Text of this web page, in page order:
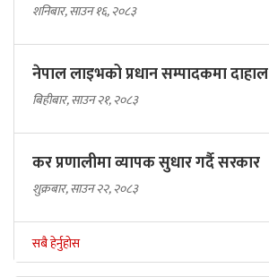
शनिबार, साउन १६, २०८३
नेपाल लाइभको प्रधान सम्पादकमा दाहाल
बिहीबार, साउन २१, २०८३
कर प्रणालीमा व्यापक सुधार गर्दै सरकार
शुक्रबार, साउन २२, २०८३
सबै हेर्नुहोस